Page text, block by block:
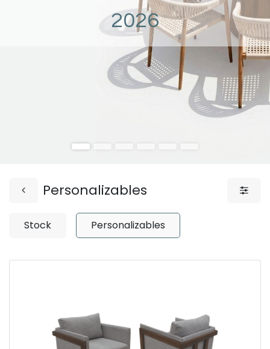
2026
Personalizables
Stock Personalizables